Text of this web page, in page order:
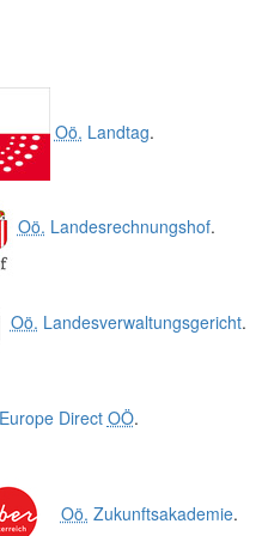
Oö. Landtag.
Oö. Landesrechnungshof.
Oö. Landesverwaltungsgericht.
Europe Direct OÖ.
Oö. Zukunftsakademie.